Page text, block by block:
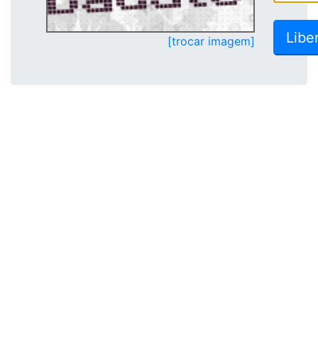
[trocar imagem]